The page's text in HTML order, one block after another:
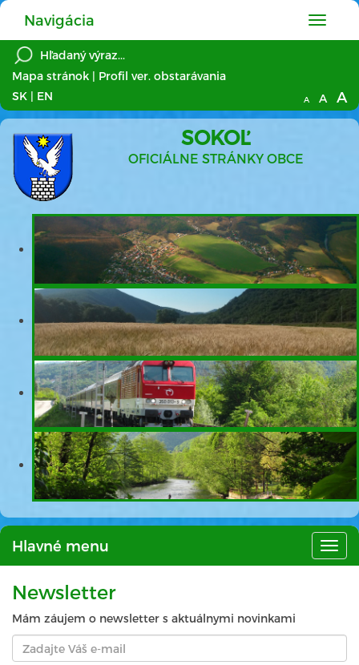
Hlavné
menu
Navigácia
Mapa stránok | Profil ver. obstarávania
SK | EN A A A
SOKOĽ
OFICIÁLNE STRÁNKY OBCE
Hlavné menu
Newsletter
Mám záujem o newsletter s aktuálnymi novinkami